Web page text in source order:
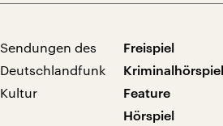
Sendungen des
Deutschlandfunk
Kultur
Freispiel
Kriminalhörspiel
Feature
Hörspiel